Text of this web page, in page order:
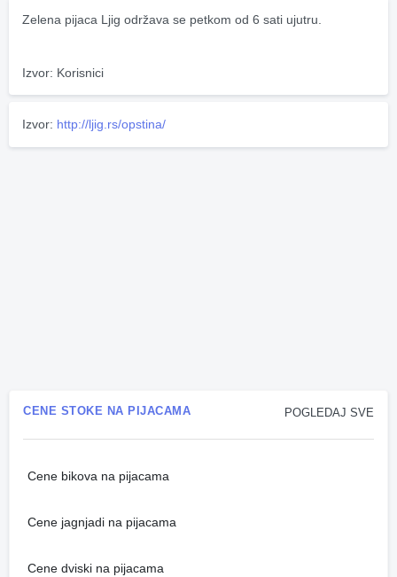
Zelena pijaca Ljig održava se petkom od 6 sati ujutru.
Izvor: Korisnici
Izvor: http://ljig.rs/opstina/
POGLEDAJ SVE
CENE STOKE NA PIJACAMA
Cene bikova na pijacama
Cene jagnjadi na pijacama
Cene dviski na pijacama